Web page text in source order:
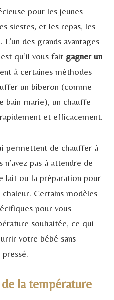
pour les jeunes
siestes, et les repas, les
des grands avantages
qu’il vous fait gagner un
à certaines méthodes
un biberon (comme
bain-marie), un chauffe-
et efficacement.
permettent de chauffer à
pas à attendre de
lait ou la préparation pour
Certains modèles
pour vous
souhaitée, ce qui
votre bébé sans
la température